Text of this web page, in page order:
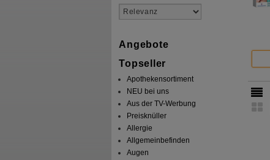
Angebote
Topseller
Apothekensortiment
NEU bei uns
Aus der TV-Werbung
Preisknüller
Allergie
Allgemeinbefinden
Augen